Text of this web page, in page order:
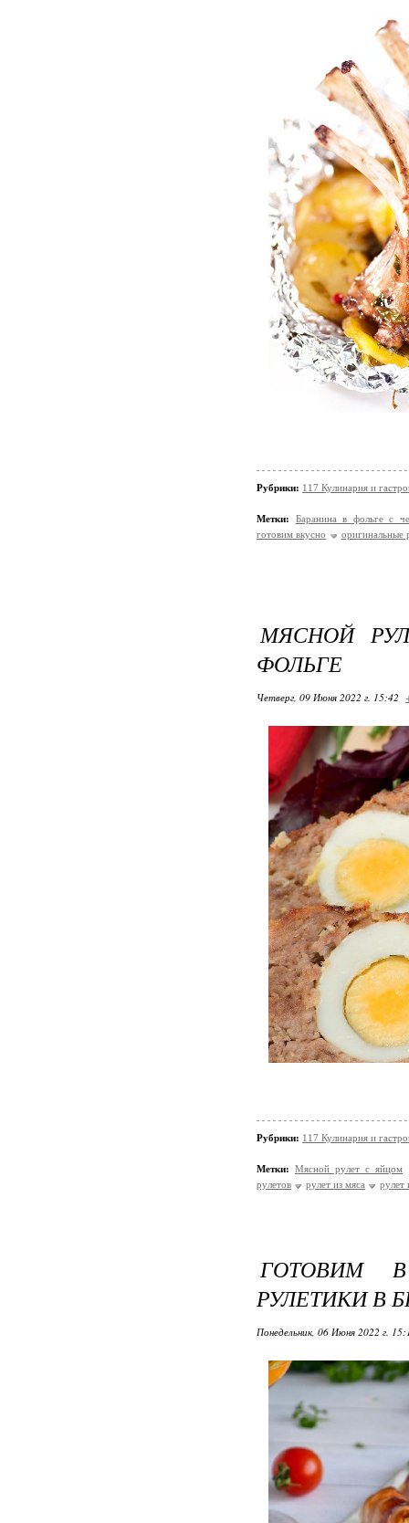
Рубрики: 117 Кулинария и
Метки:
Баранина в фольге с
готовим вкусно
оригинальные
МЯСНОЙ
ФОЛЬГЕ
Четверг, 09 Июня 2022 г. 15:42
Рубрики: 117 Кулинария и
Метки: Мясной рулет с яйцом
рулетов
рулет из мяса рулет
ГОТОВИМ
РУЛЕТИКИ В
Понедельник, 06 Июня 2022 г.